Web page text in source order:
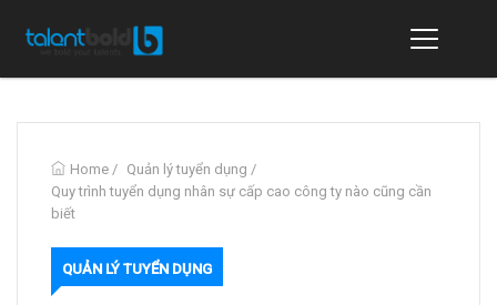
Home / Quản lý tuyển dụng /
Quy trình tuyển dụng nhân sự cấp cao công ty nào cũng cần
biết
QUẢN LÝ TUYỂN DỤNG